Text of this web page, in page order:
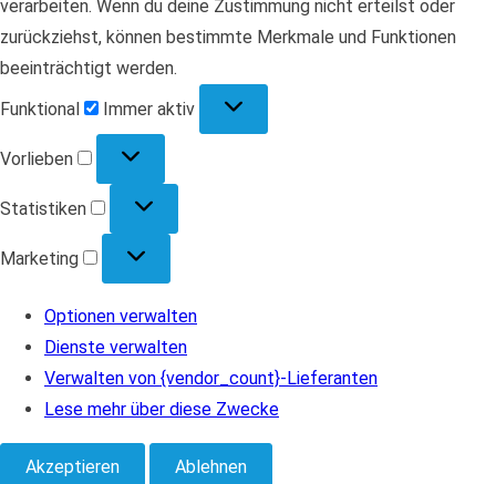
verarbeiten. Wenn du deine Zustimmung nicht erteilst oder
zurückziehst, können bestimmte Merkmale und Funktionen
beeinträchtigt werden.
Funktional
Funktional
Immer aktiv
Vorlieben
Vorlieben
Statistiken
Statistiken
Marketing
Marketing
Optionen verwalten
Dienste verwalten
Verwalten von {vendor_count}-Lieferanten
Lese mehr über diese Zwecke
Akzeptieren Ablehnen